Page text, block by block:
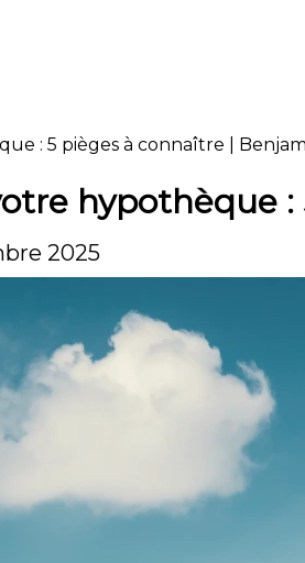
: 5 pièges à connaître |
hypothèque :
2025